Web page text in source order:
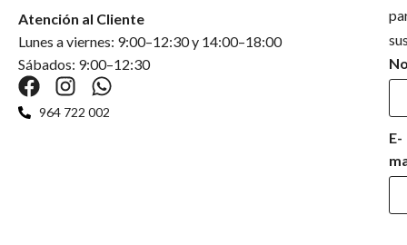
Atención al Cliente
Lunes a viernes: 9:00–12:30 y 14:00–18:00
Sábados: 9:00–12:30
964 722 002
E-